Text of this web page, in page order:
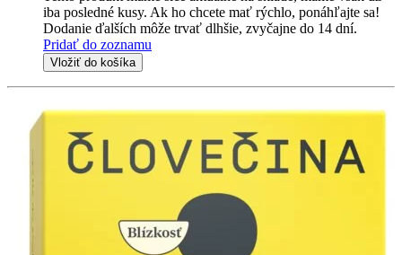
iba posledné kusy. Ak ho chcete mať rýchlo, ponáhľajte sa!
Dodanie ďalších môže trvať dlhšie, zvyčajne do 14 dní.
Pridať do zoznamu
Vložiť do košíka